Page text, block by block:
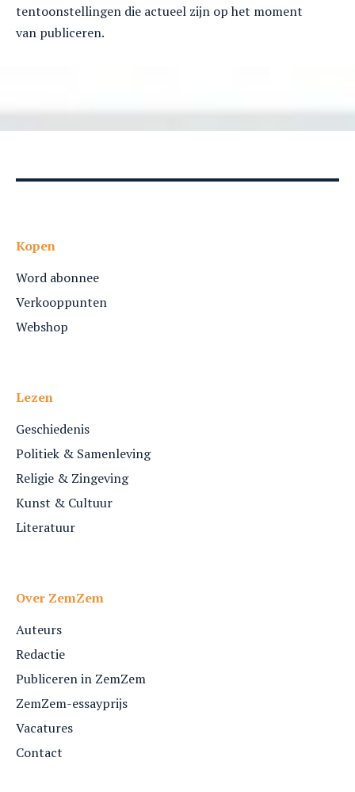
tentoonstellingen die actueel zijn op het moment
van publiceren.
Kopen
Word abonnee
Verkooppunten
Webshop
Lezen
Geschiedenis
Politiek & Samenleving
Religie & Zingeving
Kunst & Cultuur
Literatuur
Over ZemZem
Auteurs
Redactie
Publiceren in ZemZem
ZemZem-essayprijs
Vacatures
Contact